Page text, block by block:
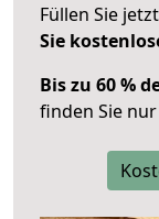
Füllen Sie
Sie
Bis zu 60 %
finden Sie